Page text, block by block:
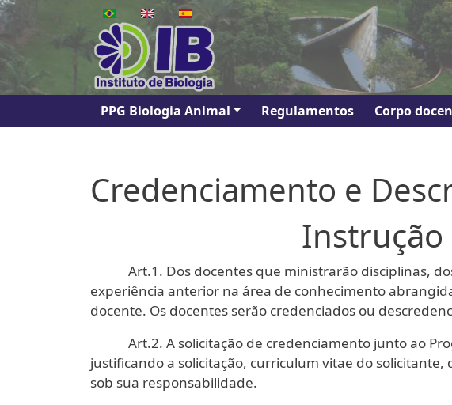
Pular para o conteúdo principal
Navegação principal
PPG Biologia Animal Regulamentos Corpo
Credenciamento e
Instrução
Art.1. Dos docentes que ministrarão disciplinas,
experiência anterior na área de conhecimento
docente. Os docentes serão credenciados ou
Art.2. A solicitação de credenciamento junto ao
justificando a solicitação, curriculum vitae do
sob sua responsabilidade.